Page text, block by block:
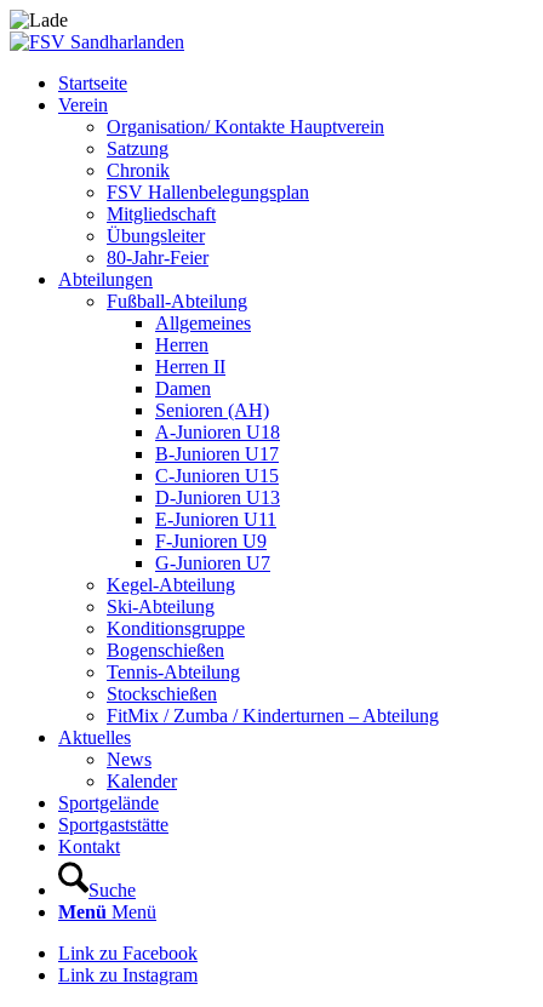
Startseite
Verein
Organisation/ Kontakte Hauptverein
Satzung
Chronik
FSV Hallenbelegungsplan
Mitgliedschaft
Übungsleiter
80-Jahr-Feier
Abteilungen
Fußball-Abteilung
Allgemeines
Herren
Herren II
Damen
Senioren (AH)
A-Junioren U18
B-Junioren U17
C-Junioren U15
D-Junioren U13
E-Junioren U11
F-Junioren U9
G-Junioren U7
Kegel-Abteilung
Ski-Abteilung
Konditionsgruppe
Bogenschießen
Tennis-Abteilung
Stockschießen
FitMix / Zumba / Kinderturnen – Abteilung
Aktuelles
News
Kalender
Sportgelände
Sportgaststätte
Kontakt
Suche
Menü Menü
Link zu Facebook
Link zu Instagram